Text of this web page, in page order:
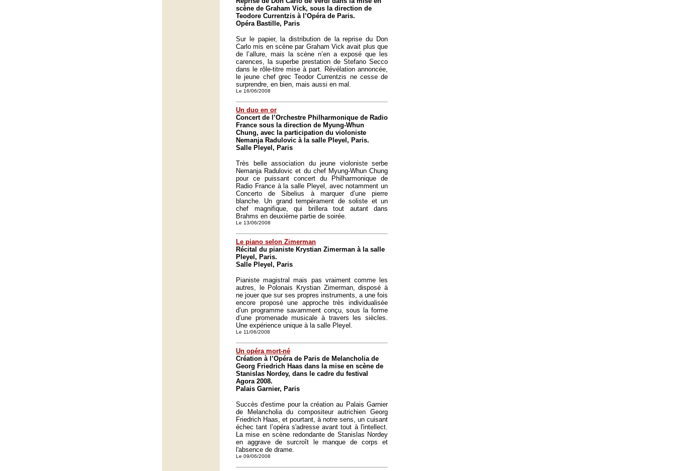
scène de Graham Vick, sous la direction de
Teodore Currentzis à l’Opéra de Paris.
Opéra Bastille, Paris
Sur le papier, la distribution de la reprise du Don
Carlo mis en scène par Graham Vick avait plus que
de l’allure, mais la scène n’en a exposé que les
carences, la superbe prestation de Stefano Secco
dans le rôle-titre mise à part. Révélation annoncée,
le jeune chef grec Teodor Currentzis ne cesse de
surprendre, en bien, mais aussi en mal.
Le 16/06/2008
Un duo en or
Concert de l’Orchestre Philharmonique de Radio
France sous la direction de Myung-Whun
Chung, avec la participation du violoniste
Nemanja Radulovic à la salle Pleyel, Paris.
Salle Pleyel, Paris
Très belle association du jeune violoniste serbe
Nemanja Radulovic et du chef Myung-Whun Chung
pour ce puissant concert du Philharmonique de
Radio France à la salle Pleyel, avec notamment un
Concerto de Sibelius à marquer d’une pierre
blanche. Un grand tempérament de soliste et un
chef magnifique, qui brillera tout autant dans
Brahms en deuxième partie de soirée.
Le 13/06/2008
Le piano selon Zimerman
Récital du pianiste Krystian Zimerman à la salle
Pleyel, Paris.
Salle Pleyel, Paris
Pianiste magistral mais pas vraiment comme les
autres, le Polonais Krystian Zimerman, disposé à
ne jouer que sur ses propres instruments, a une fois
encore proposé une approche très individualisée
d’un programme savamment conçu, sous la forme
d’une promenade musicale à travers les siècles.
Une expérience unique à la salle Pleyel.
Le 11/06/2008
Un opéra mort-né
Création à l’Opéra de Paris de Melancholia de
Georg Friedrich Haas dans la mise en scène de
Stanislas Nordey, dans le cadre du festival
Agora 2008.
Palais Garnier, Paris
Succès d'estime pour la création au Palais Garnier
de Melancholia du compositeur autrichien Georg
Friedrich Haas, et pourtant, à notre sens, un cuisant
échec tant l’opéra s'adresse avant tout à l'intellect.
La mise en scène redondante de Stanislas Nordey
en aggrave de surcroît le manque de corps et
l'absence de drame.
Le 09/06/2008